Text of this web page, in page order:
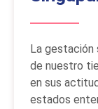
La gestación
de nuestro
en sus
estados